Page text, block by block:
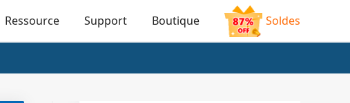
Ressource Support Boutique Soldes